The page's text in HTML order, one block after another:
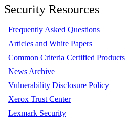
Security Resources
Frequently Asked Questions
Articles and White Papers
Common Criteria Certified Products
News Archive
Vulnerability Disclosure Policy
Xerox Trust Center
Lexmark Security